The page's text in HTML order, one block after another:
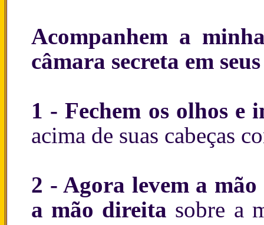
Acompanhem a
câmara secreta em
1 - Fechem os olhos e
acima de suas cabeças
2 - Agora levem a
a mão direita sobre a